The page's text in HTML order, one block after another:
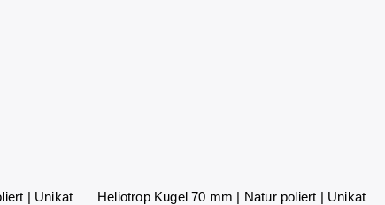
| Unikat
Heliotrop Kugel 70 mm | Natur poliert | Unikat